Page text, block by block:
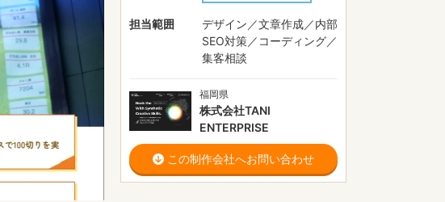
担当範囲
デザイン／文章作成／内部
SEO対策／コーディング／
集客相談
福岡県
株式会社TANI
ENTERPRISE
この制作会社へお問い合わせ